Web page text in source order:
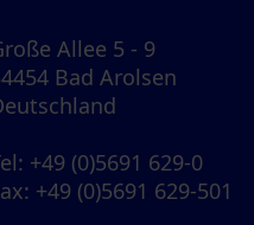
Allee 5 - 9
Bad Arolsen
: +49 (0)5691 629-0
: +49 (0)5691 629-501